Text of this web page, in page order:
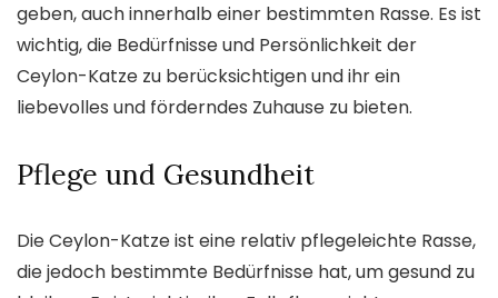
geben, auch innerhalb einer bestimmten Rasse. Es ist
wichtig, die Bedürfnisse und Persönlichkeit der
Ceylon-Katze zu berücksichtigen und ihr ein
liebevolles und förderndes Zuhause zu bieten.
Pflege und Gesundheit
Die Ceylon-Katze ist eine relativ pflegeleichte Rasse,
die jedoch bestimmte Bedürfnisse hat, um gesund zu